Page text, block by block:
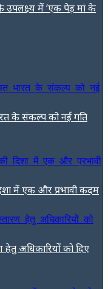
उपलक्ष्य में ‘एक पेड़ मां के
के संकल्प को नई गति
में एक और प्रभावी कदम
अधिकारियों को दिए